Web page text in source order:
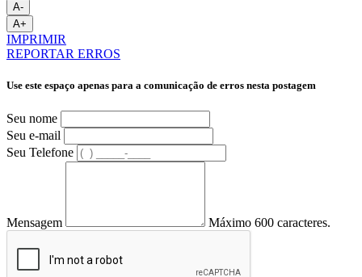
A-
A+
IMPRIMIR
REPORTAR ERROS
Use este espaço apenas para a comunicação de erros nesta postagem
Seu nome
Seu e-mail
Seu Telefone
Mensagem Máximo 600 caracteres.